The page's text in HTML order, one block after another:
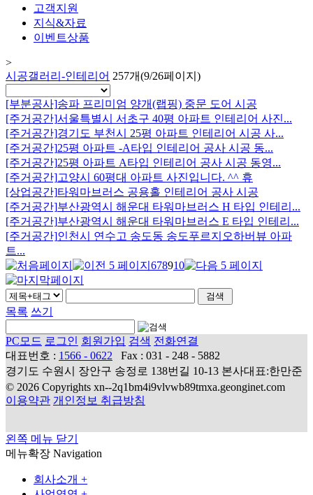
고객지원
지식&자료
이벤트상품
>
시공갤러리-인테리어 257개(9/26페이지)
[부분공사]송파 프리미엄 양개(랩핑) 중문 도어 시공
[주거공간]서울특별시 서초구 40평 아파트 인테리어 사진...
[주거공간]경기도 부천시 25평 아파트 인테리어 시공 사...
[주거공간]25평 아파트 -A타입 인테리어 공사 시공 동...
[주거공간]25평 아파트 A타입 인테리어 공사 시공 동영...
[주거공간]고양시 60평대 아파트 사진입니다. ^^ 휴
[상업공간]타워마브러스 공용홀 인테리어 공사 시공
[주거공간]부산광역시 해운대 타워마브러스 H 타입 인테리...
[주거공간]부산광역시 해운대 타워마브러스 E 타입 인테리...
[주거공간]인천시 연수고 송도동 송도푸르지오하버뷰 아파
트...
678910
목록 쓰기
PC모드 로그인 회원가입 검색 전화연결
대표번호 : 1566 - 0622
Fax : 031 - 248 - 5882
경기도 수원시 장안구 송정로 138번길 10-13 본사대표:한만준
© 2026 Copyrights xn--2q1bm4i9vlvwb89tmxa.geonginet.com
이용약관 개인정보 취급방침
왼쪽 메뉴 닫기
메뉴확장 Navigation
회사소개 +